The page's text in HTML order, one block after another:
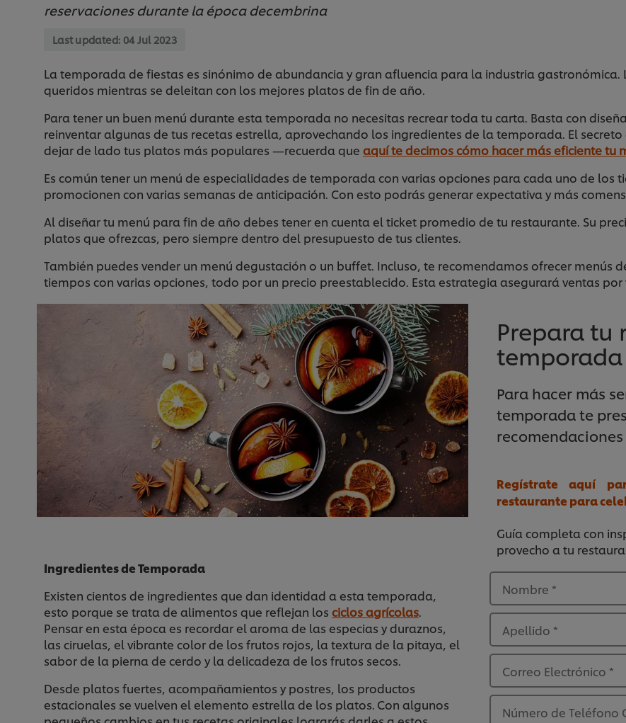
reservaciones durante la época decembrina
Last updated: 04 Jul 2023
La temporada de fiestas es sinónimo de abundancia y gran afluencia para la industria gastronómica.
queridos mientras se deleitan con los mejores platos de fin de año.
Para tener un buen menú durante esta temporada no necesitas recrear toda tu carta. Basta con
reinventar algunas de tus recetas estrella, aprovechando los ingredientes de la temporada. El
dejar de lado tus platos más populares —recuerda que aquí te decimos cómo hacer más eficiente tu
Es común tener un menú de especialidades de temporada con varias opciones para cada uno de los
promocionen con varias semanas de anticipación. Con esto podrás generar expectativa y más
Al diseñar tu menú para fin de año debes tener en cuenta el ticket promedio de tu restaurante. Su
platos que ofrezcas, pero siempre dentro del presupuesto de tus clientes.
También puedes vender un menú degustación o un buffet. Incluso, te recomendamos ofrecer menús
tiempos con varias opciones, todo por un precio preestablecido. Esta estrategia asegurará ventas por
Ingredientes de Temporada
Existen cientos de ingredientes que dan identidad a esta temporada,
esto porque se trata de alimentos que reflejan los ciclos agrícolas.
Pensar en esta época es recordar el aroma de las especias y duraznos,
las ciruelas, el vibrante color de los frutos rojos, la textura de la pitaya, el
sabor de la pierna de cerdo y la delicadeza de los frutos secos.
Desde platos fuertes, acompañamientos y postres, los productos
estacionales se vuelven el elemento estrella de los platos. Con algunos
Prepara tu
Para hacer más
temporada te
Regístrate aquí
restaurante para
Guía completa con
provecho a tu
Nombre *
Apellido *
Correo Electrónico *
Número de Teléfono